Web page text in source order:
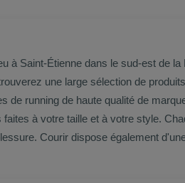
à Saint-Étienne dans le sud-est de
une large sélection de
à votre taille et à votre style.
vos performances et minimiser le risque de